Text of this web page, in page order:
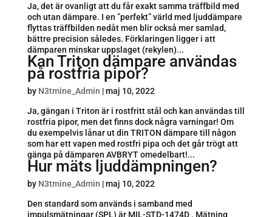
Ja, det är ovanligt att du får exakt samma träffbild med
och utan dämpare. I en ”perfekt” värld med ljuddämpare
flyttas träffbilden nedåt men blir också mer samlad,
bättre precision således. Förklaringen ligger i att
dämparen minskar uppslaget (rekylen)...
Kan Triton dämpare användas
på rostfria pipor?
by N3tmine_Admin |maj 10, 2022
Ja, gängan i Triton är i rostfritt stål och kan användas till
rostfria pipor, men det finns dock några varningar! Om
du exempelvis lånar ut din TRITON dämpare till någon
som har ett vapen med rostfri pipa och det går trögt att
gänga på dämparen AVBRYT omedelbart!...
Hur mäts ljuddämpningen?
by N3tmine_Admin |maj 10, 2022
Den standard som används i samband med
impulsmätningar (SPL) är MIL-STD-1474D . Mätning